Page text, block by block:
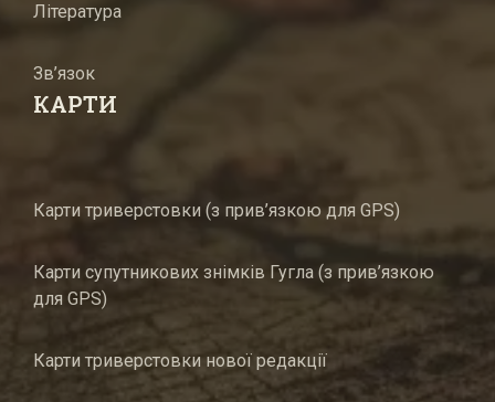
Література
Зв’язок
КАРТИ
Карти триверстовки (з прив’язкою для GPS)
Карти супутникових знімків Гугла (з прив’язкою
для GPS)
Карти триверстовки нової редакції